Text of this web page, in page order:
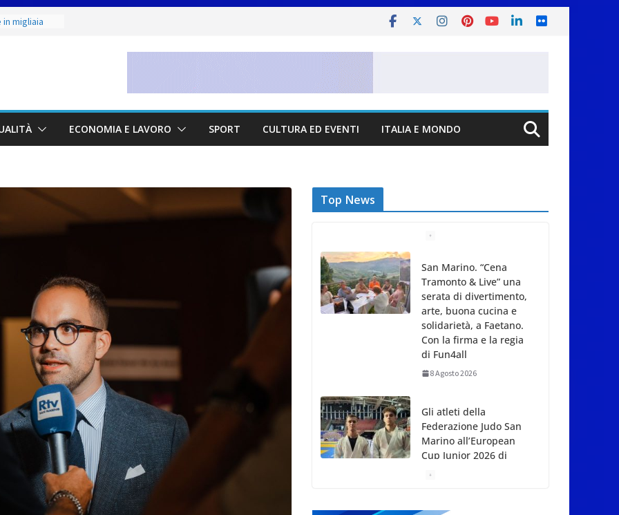
in migliaia
alla Prima
Judo San
si è
ECONOMIA E LAVORO SPORT CULTURA ED EVENTI ITALIA E MONDO
Top News
San Marino. “Cena
Tramonto & Live” una
serata di divertimento,
arte, buona cucina e
solidarietà, a Faetano.
Con la firma e la regia
di Fun4all
8 Agosto 2026
Gli atleti della
Federazione Judo San
Marino all’European
Cup Junior 2026 di